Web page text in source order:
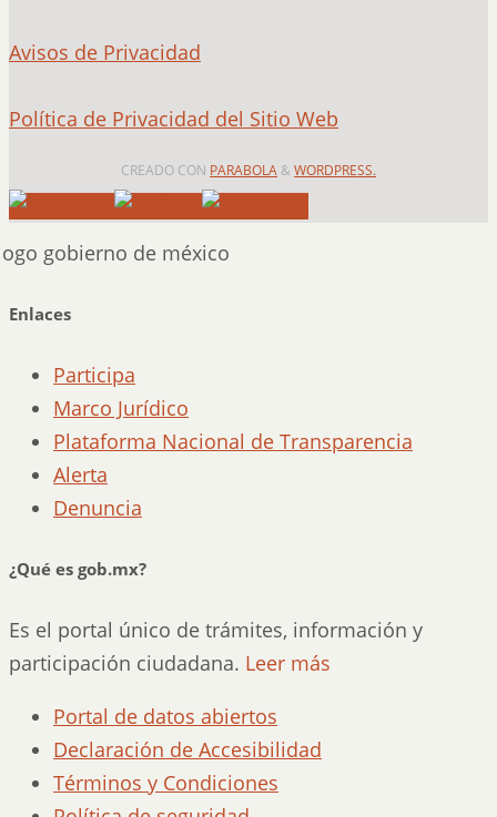
Avisos de Privacidad
Política de Privacidad del Sitio Web
CREADO CON PARABOLA & WORDPRESS.
Enlaces
Participa
Marco Jurídico
Plataforma Nacional de Transparencia
Alerta
Denuncia
¿Qué es gob.mx?
Es el portal único de trámites, información y
participación ciudadana. Leer más
Portal de datos abiertos
Declaración de Accesibilidad
Términos y Condiciones